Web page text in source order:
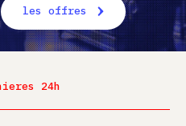
les offres
24h